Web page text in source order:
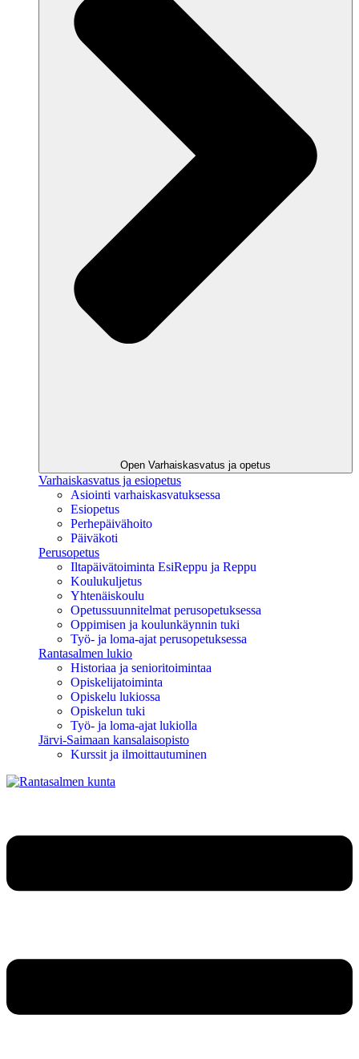
Open Varhaiskasvatus ja opetus
Varhaiskasvatus ja esiopetus
Asiointi varhaiskasvatuksessa
Esiopetus
Perhepäivähoito
Päiväkoti
Perusopetus
Iltapäivätoiminta EsiReppu ja Reppu
Koulukuljetus
Yhtenäiskoulu
Opetussuunnitelmat perusopetuksessa
Oppimisen ja koulunkäynnin tuki
Työ- ja loma-ajat perusopetuksessa
Rantasalmen lukio
Historiaa ja senioritoimintaa
Opiskelijatoiminta
Opiskelu lukiossa
Opiskelun tuki
Työ- ja loma-ajat lukiolla
Järvi-Saimaan kansalaisopisto
Kurssit ja ilmoittautuminen